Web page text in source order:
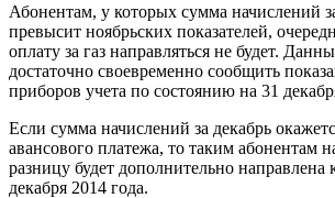
Абонентам, у которых сумма начислений
превысит ноябрьских показателей,
оплату за газ направляться не будет.
достаточно своевременно сообщить
приборов учета по состоянию на 31
Если сумма начислений за декабрь
авансового платежа, то таким абонентам
разницу будет дополнительно направлена
декабря 2014 года.